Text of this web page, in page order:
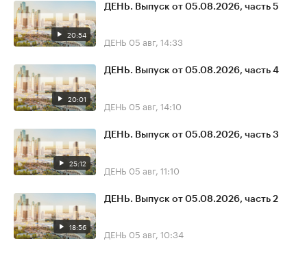
20:54
ДЕНЬ. Выпуск от 05.08.2026, часть 5
ДЕНЬ 05 авг, 14:33
20:01
ДЕНЬ. Выпуск от 05.08.2026, часть 4
ДЕНЬ 05 авг, 14:10
25:12
ДЕНЬ. Выпуск от 05.08.2026, часть 3
ДЕНЬ 05 авг, 11:10
18:56
ДЕНЬ. Выпуск от 05.08.2026, часть 2
ДЕНЬ 05 авг, 10:34